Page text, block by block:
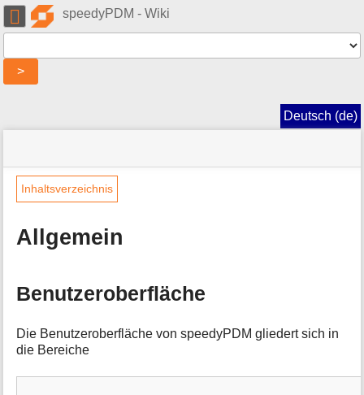
speedyPDM - Wiki
Werkzeuge
>
Benutzer-
Werkzeuge
Deutsch (de)
befinden
sich
hier:
»
speedy
»
»
Allgemein
Seiten-
Werkzeuge
e
t
n
f
r
m
Inhaltsverzeichnis
Allgemein
Benutzeroberfläche
Die Benutzeroberfläche von speedyPDM gliedert sich in
die Bereiche